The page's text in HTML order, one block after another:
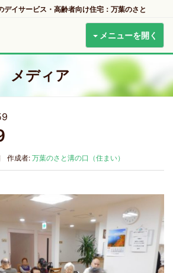
デイサービス・高齢者向け住宅：万葉のさと
メニューを開く
メディア
作成者: 万葉のさと溝の口（住まい）